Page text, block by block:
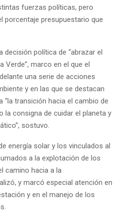
fuerzas políticas, pero
porcentaje presupuestario que
decisión política de “abrazar el
Verde”, marco en el que el
una serie de acciones
y en las que se destacan
“la transición hacia el cambio de
la consigna de cuidar el planeta y
sostuvo.
energía solar y los vinculados al
a la explotación de los
camino hacia a la
y marcó especial atención en
y en el manejo de los